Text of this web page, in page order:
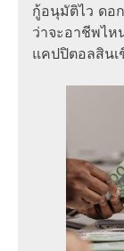
กู้อนุมัติไว ดอ
ว่าจะอาชีพไห
แคปปิตอลสินเ